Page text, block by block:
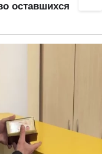
оставшихся